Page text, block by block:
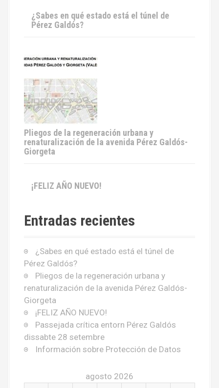
¿Sabes en qué estado está el túnel de
Pérez Galdós?
Pliegos de la regeneración urbana y
renaturalización de la avenida Pérez Galdós-
Giorgeta
¡FELIZ AÑO NUEVO!
Entradas recientes
¿Sabes en qué estado está el túnel de
Pérez Galdós?
Pliegos de la regeneración urbana y
renaturalización de la avenida Pérez Galdós-
Giorgeta
¡FELIZ AÑO NUEVO!
Passejada crítica entorn Pérez Galdós
dissabte 28 setembre
Información sobre Protección de Datos
agosto 2026